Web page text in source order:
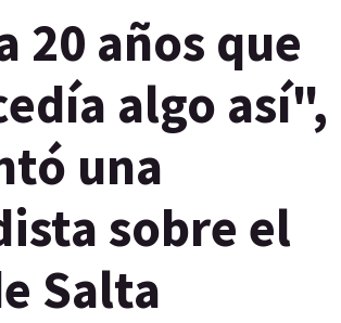
20 años que
algo así",
una
sobre el
Salta